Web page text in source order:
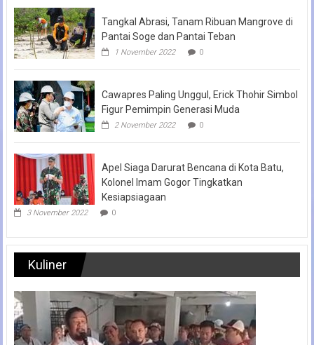
Tangkal Abrasi, Tanam Ribuan Mangrove di
Pantai Soge dan Pantai Teban
1 November 2022 0
Cawapres Paling Unggul, Erick Thohir Simbol
Figur Pemimpin Generasi Muda
2 November 2022 0
Apel Siaga Darurat Bencana di Kota Batu,
Kolonel Imam Gogor Tingkatkan
Kesiapsiagaan
3 November 2022 0
Kuliner